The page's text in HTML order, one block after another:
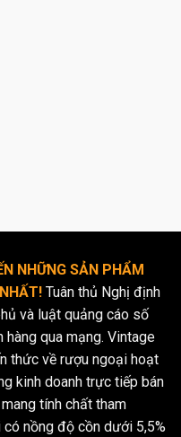
NHỮNG SẢN PHẨM
Tuân thủ Nghị định
và luật quảng cáo số
qua mạng. Vintage
thức về rượu ngoại hoạt
kinh doanh trực tiếp bán
tính chất tham
có nồng độ cồn dưới 5,5%